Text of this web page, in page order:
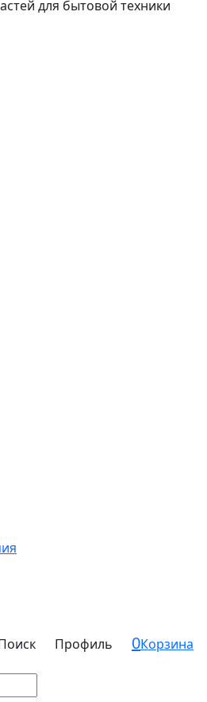
для бытовой техники
Профиль 0Корзина